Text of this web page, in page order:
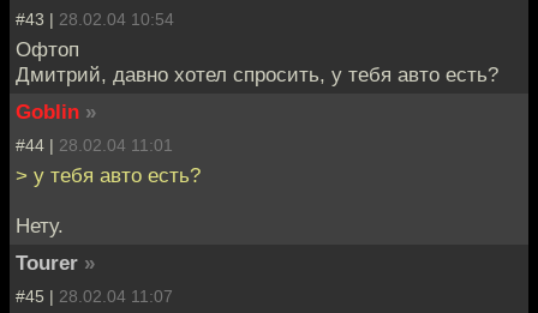
#43 | 28.02.04 10:54
Офтоп
Дмитрий, давно хотел спросить, у тебя авто есть?
Goblin »
#44 | 28.02.04 11:01
> у тебя авто есть?
Нету.
Tourer »
#45 | 28.02.04 11:07